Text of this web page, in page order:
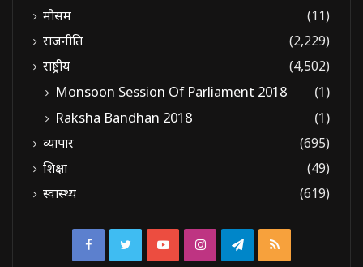
मौसम
(11)
राजनीति
(2,229)
राष्ट्रीय
(4,502)
Monsoon Session Of Parliament 2018
(1)
Raksha Bandhan 2018
(1)
व्यापार
(695)
शिक्षा
(49)
स्वास्थ्य
(619)
FacebookTwitterYouTubeInstagramTelegram
RSS